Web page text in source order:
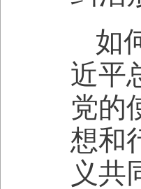
如
近平
党的
想和
义共